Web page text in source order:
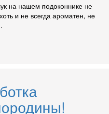
на нашем подоконнике не
и не всегда ароматен, не